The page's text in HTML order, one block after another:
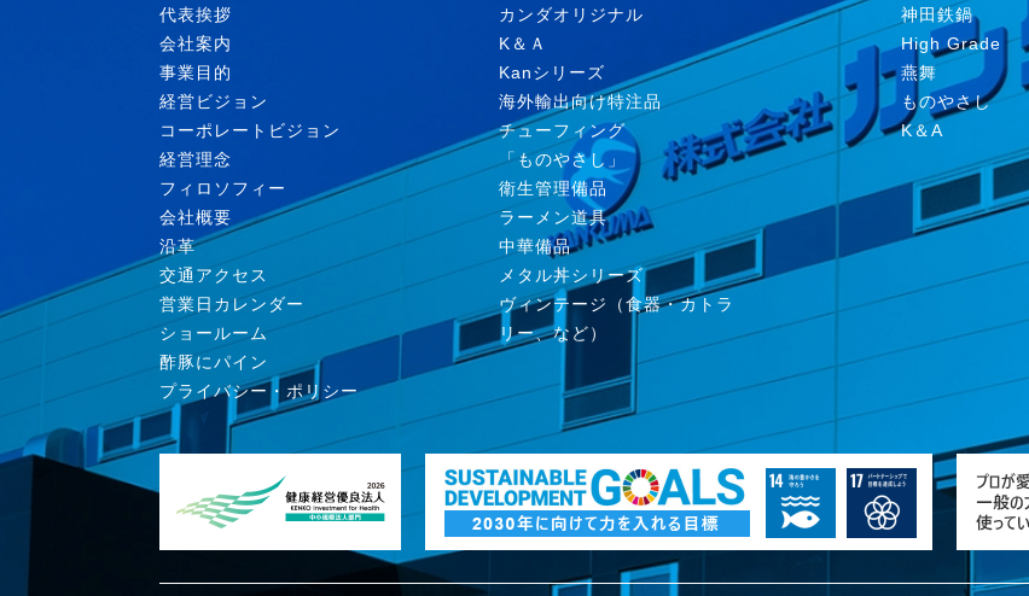
代表挨拶
会社案内
事業目的
経営ビジョン
コーポレートビジョン
経営理念
フィロソフィー
会社概要
沿革
交通アクセス
営業日カレンダー
ショールーム
酢豚にパイン
プライバシー・ポリシー
カンダオリジナル
K＆Ａ
Kanシリーズ
海外輸出向け特注品
チューフィング
「ものやさし」
衛生管理備品
ラーメン道具
中華備品
メタル丼シリーズ
ヴィンテージ（食器・カトラ
リー、など）
神田鉄鍋
High Grade
燕舞
ものやさし
K＆A